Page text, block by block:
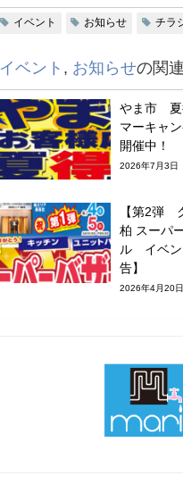
イベント お知らせ チラ
イベント お知らせの関
やま市
マーキャン
開催中！
2026年7月3日
【第2弾
柏 スーパ
ル イベン
告】
2026年4月20日